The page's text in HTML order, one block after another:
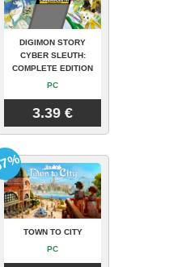
DIGIMON STORY
CYBER SLEUTH:
COMPLETE EDITION
PC
3.39 €
TOWN TO CITY
PC